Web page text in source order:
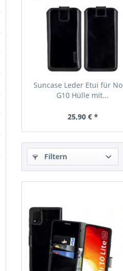
Suncase Leder Etui für
G10 Hülle mit...
25,90 € *
Filtern